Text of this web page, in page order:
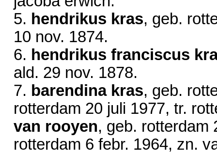
5. hendrikus kras, geb.
10 nov. 1874.
6. hendrikus franciscus
ald. 29 nov. 1878.
7. barendina kras, geb.
rotterdam 20 juli 1977, tr.
van rooyen, geb. rotterdam
rotterdam 6 febr. 1964, zn.